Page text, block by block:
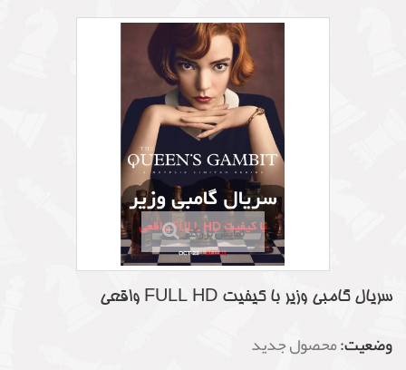
نمایش بزرگتر
سریال گامبی وزیر با کیفیت FULL HD واقعی
وضعیت:محصول جدید